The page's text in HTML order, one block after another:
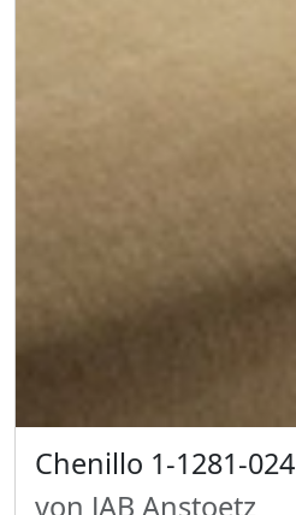
Chenillo 1-1281-024
von JAB Anstoetz